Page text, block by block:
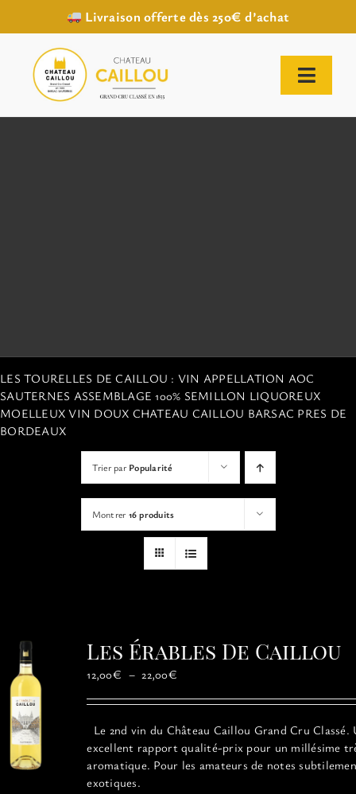
Livraison offerte dès 250€ d’achat
contenu
OFFRIR UNE EXPERIENCE
BOUTIQUE EN LIGNE
ACTUALITÉS
LES TOURELLES DE CAILLOU : VIN APPELLATION AOC
SAUTERNES ASSEMBLAGE 100% SEMILLON LIQUOREUX
MOELLEUX VIN DOUX CHATEAU CAILLOU BARSAC PRES DE
BORDEAUX
Trier parPopularité
Montrer16 produits
Les Érables De Caillou
12,00€ – 22,00€Plage
prix :
12,00€
à
22,00€
Le 2nd vin du Château Caillou Grand Cru Classé.
excellent rapport qualité-prix pour un millésime
aromatique. Pour les amateurs de notes
exotiques.